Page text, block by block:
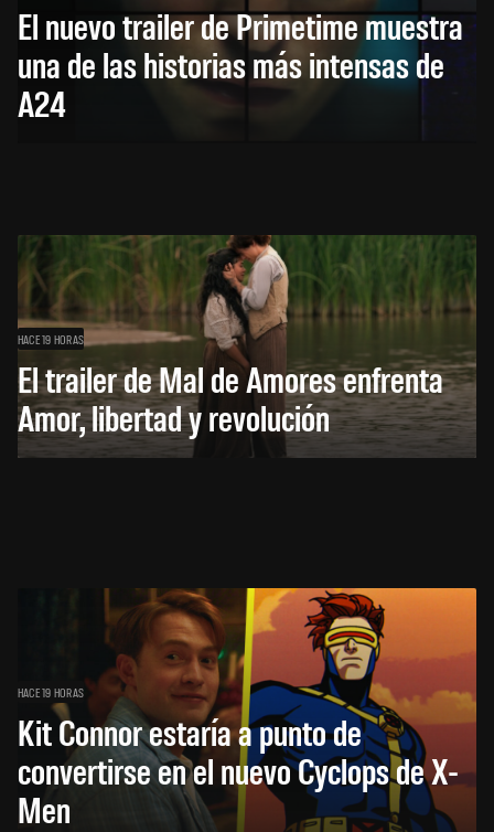
El nuevo trailer de Primetime muestra
una de las historias más intensas de
A24
HACE 19 HORAS
El trailer de Mal de Amores enfrenta
Amor, libertad y revolución
HACE 19 HORAS
Kit Connor estaría a punto de
convertirse en el nuevo Cyclops de X-
Men